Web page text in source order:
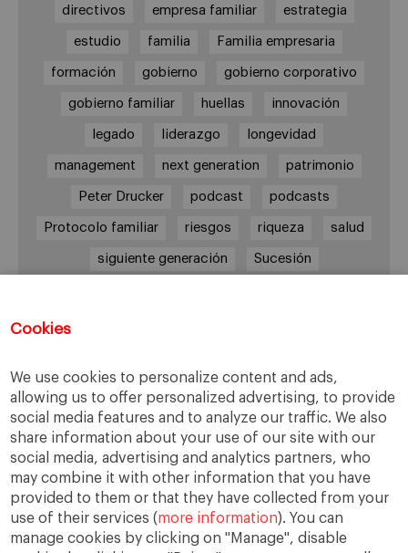
Cookies
We use cookies to personalize content and ads,
allowing us to offer personalized advertising, to provide
social media features and to analyze our traffic. We also
share information about your use of our site with our
social media, advertising and analytics partners, who
may combine it with other information that you have
provided to them or that they have collected from your
use of their services (more information). You can
manage cookies by clicking on "Manage", disable
directivos empresa familiar estrategia
estudio familia Familia empresaria
formación gobierno gobierno corporativo
gobierno familiar huellas innovación
legado liderazgo longevidad
management next generation patrimonio
Peter Drucker podcast podcasts
Protocolo familiar riesgos riqueza salud
siguiente generación Sucesión
Enlaces
Cátedra de Empresa Familiar
IESE Insight